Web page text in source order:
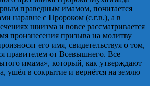
праведным имамом, почитается
наравне с Пророком (с.г.в.), а в
шиизма и вовсе рассматривается
произнесения призыва на молитву
его имя, свидетельствуя о том,
правителем от Всевышнего. Все
имама», который, как утверждают
ушёл в сокрытие и вернётся на землю